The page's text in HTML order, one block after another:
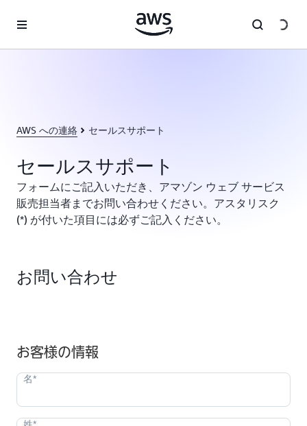
AWS への連絡 セールスサポート
セールスサポート
フォームにご記入いただき、アマゾン ウェブ サービス
販売担当者までお問い合わせください。アスタリスク
(*) が付いた項目には必ずご記入ください。
お問い合わせ
お客様の情報